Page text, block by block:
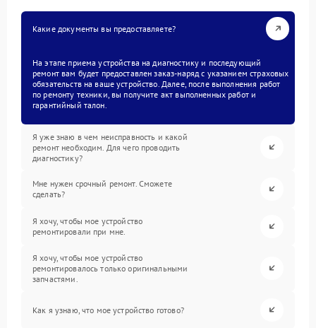
Какие документы вы предоставляете?
На этапе приема устройства на диагностику и последующий
ремонт вам будет предоставлен заказ-наряд с указанием страховых
обязательств на ваше устройство. Далее, после выполнения работ
по ремонту техники, вы получите акт выполненных работ и
гарантийный талон.
Я уже знаю в чем неисправность и какой
ремонт необходим. Для чего проводить
диагностику?
Мне нужен срочный ремонт. Сможете
сделать?
Я хочу, чтобы мое устройство
ремонтировали при мне.
Я хочу, чтобы мое устройство
ремонтировалось только оригинальными
запчастями.
Как я узнаю, что мое устройство готово?